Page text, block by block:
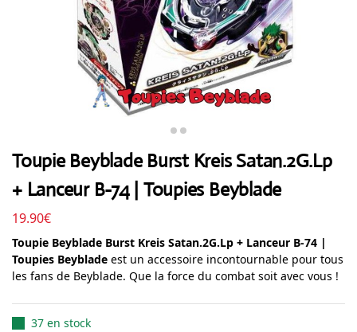
Toupie Beyblade Burst Kreis Satan.2G.Lp
+ Lanceur B-74 | Toupies Beyblade
19.90€
Toupie Beyblade Burst Kreis Satan.2G.Lp + Lanceur B-74 |
Toupies Beyblade est un accessoire incontournable pour tous
les fans de Beyblade. Que la force du combat soit avec vous !
37 en stock